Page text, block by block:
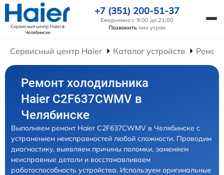
Сервисный центр Haierв
Челябинске
+7 (351) 200-51-37
Ежедневно с 9:00 до 21:00
Позвонить мне утром
Сервисный центр Haier Каталог устройств
Ремонт холодильника
Haier C2F637CWMV в
Челябинске
Выполняем ремонт Haier C2F637CWMV в Челябинске с
устранением неисправностей любой сложности. Проводим
диагностику, выявляем причины поломки, заменяем
неисправные детали и восстанавливаем
работоспособность устройства. Используем оригинальные